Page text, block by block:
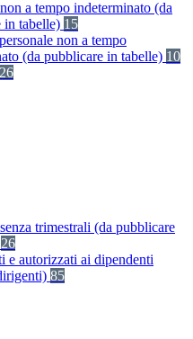
a tempo indeterminato (da
in tabelle) 15
non a tempo
(da pubblicare in tabelle) 10
26
trimestrali (da pubblicare
26
e autorizzati ai dipendenti
85